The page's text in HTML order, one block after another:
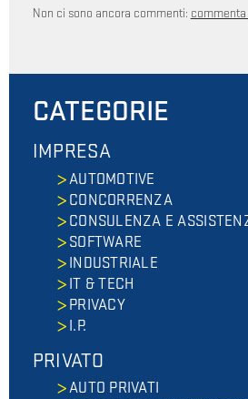
Non ci sono ancora commenti:
CATEGORIE
IMPRESA
AUTOMOTIVE
CONCORRENZA
CONSULENZA E
SOFTWARE
INDUSTRIALE
IT & TECH
PRIVACY
I.P.
PRIVATO
AUTO PRIVATI